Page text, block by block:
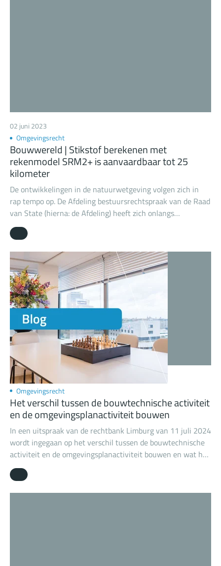
02 juni 2023
Omgevingsrecht
Bouwwereld | Stikstof berekenen met
rekenmodel SRM2+ is aanvaardbaar tot 25
kilometer
De ontwikkelingen in de natuurwetgeving volgen zich in
rap tempo op. De Afdeling bestuursrechtspraak van de Raad
van State (hierna: de Afdeling) heeft zich onlangs
uitgesproken over het rekenmodel en de rekenafstand die
de minister van Infrastructuur en Waterstaat hanteert. Het
SRM2+-model mag volgens de Afdeling worden gehanteerd
tot een afstand van 25 kilometer. Deze uitspraak leidt,
zowel in de infra als in de bouw, niet tot verdere
stikstofvertragingen.
26 augustus 2024
Omgevingsrecht
Het verschil tussen de bouwtechnische activiteit
en de omgevingsplanactiviteit bouwen
In een uitspraak van de rechtbank Limburg van 11 juli 2024
wordt ingegaan op het verschil tussen de bouwtechnische
activiteit en de omgevingsplanactiviteit bouwen en wat het
rechtsgevolg hiervan kan zijn.